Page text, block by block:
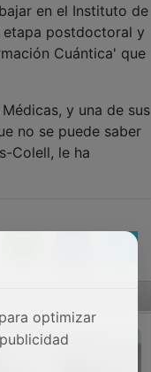
en el Instituto de
etapa postdoctoral y
Cuántica' que
y una de sus
no se puede saber
Colell, le ha
optimizar